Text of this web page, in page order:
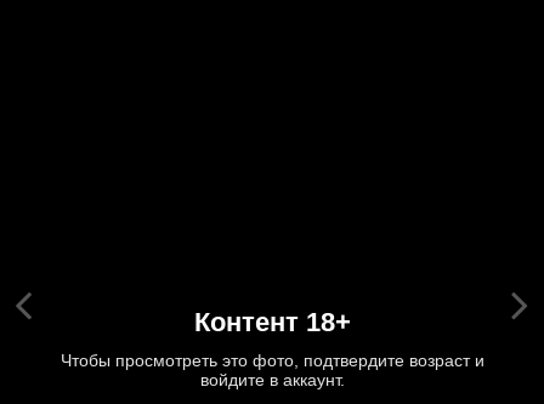
Контент 18+
Чтобы просмотреть это фото, подтвердите возраст и
войдите в аккаунт.